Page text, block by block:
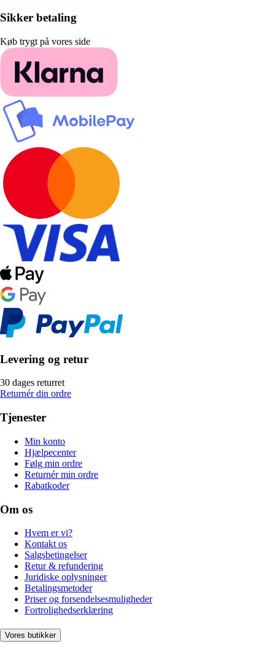
Sikker betaling
Køb trygt på vores side
Levering og retur
30 dages returret
Returnér din ordre
Tjenester
Min konto
Hjælpecenter
Følg min ordre
Returnér min ordre
Rabatkoder
Om os
Hvem er vi?
Kontakt os
Salgsbetingelser
Retur & refundering
Juridiske oplysninger
Betalingsmetoder
Priser og forsendelsesmuligheder
Fortrolighedserklæring
Vores butikker